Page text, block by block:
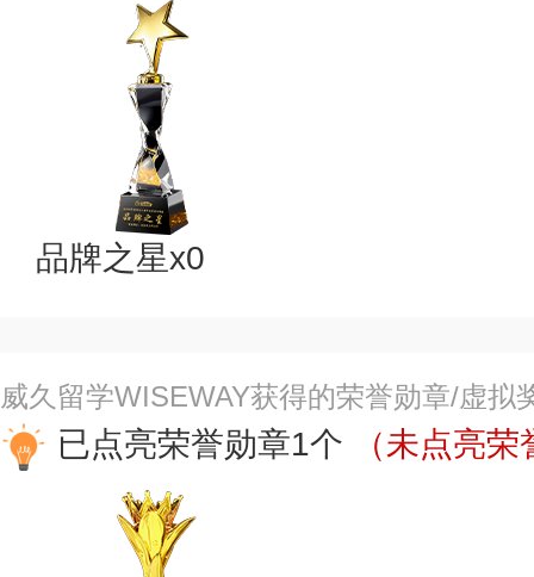
品牌之星x0
威久留学WISEWAY获得的荣誉勋章/虚拟
已点亮荣誉勋章1个 （未点亮